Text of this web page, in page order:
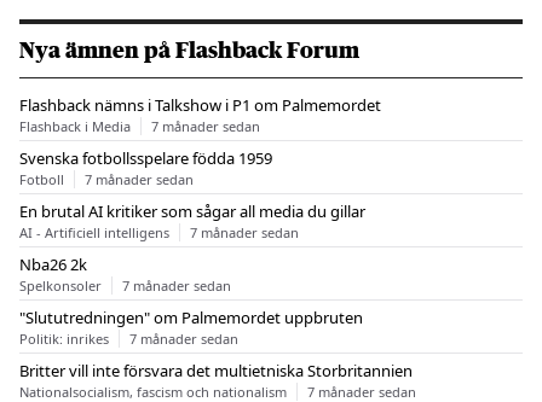
Nya ämnen på Flashback Forum
Flashback nämns i Talkshow i P1 om Palmemordet
Flashback i Media 7 månader sedan
Svenska fotbollsspelare födda 1959
Fotboll 7 månader sedan
En brutal AI kritiker som sågar all media du gillar
AI - Artificiell intelligens 7 månader sedan
Nba26 2k
Spelkonsoler 7 månader sedan
"Slututredningen" om Palmemordet uppbruten
Politik: inrikes 7 månader sedan
Britter vill inte försvara det multietniska Storbritannien
Nationalsocialism, fascism och nationalism 7 månader sedan